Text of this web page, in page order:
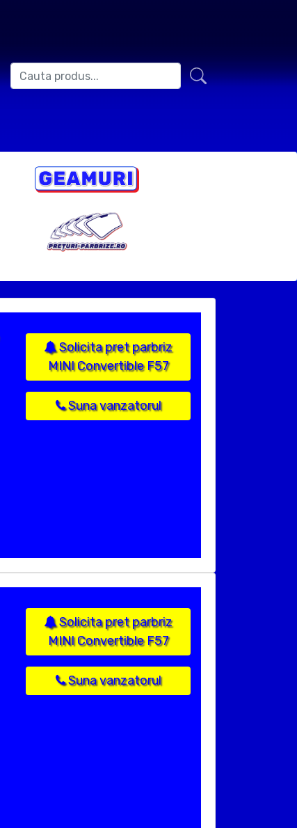
Solicita pret parbriz
MINI Convertible F57
Suna vanzatorul
Solicita pret parbriz
MINI Convertible F57
Suna vanzatorul